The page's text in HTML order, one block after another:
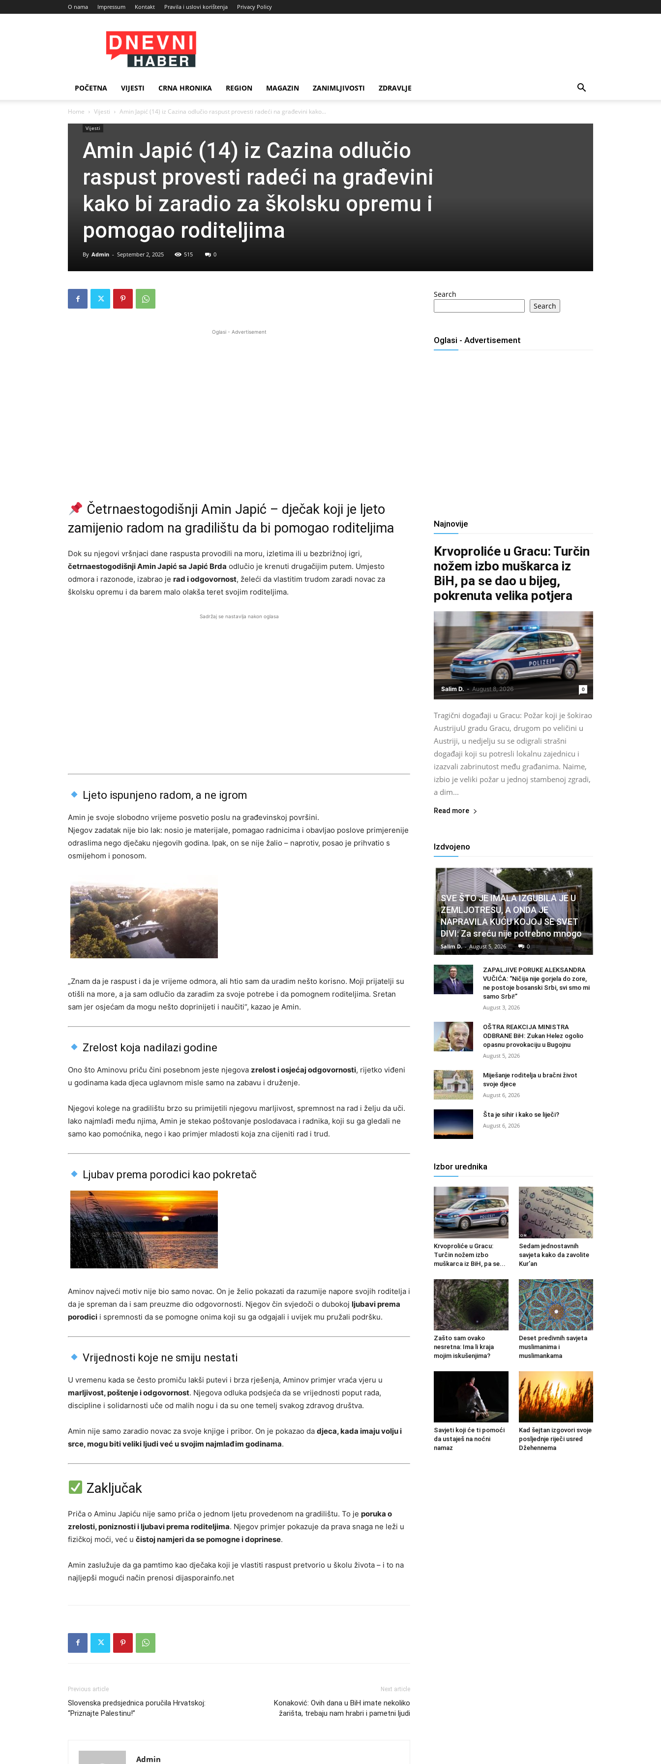
O nama Impressum Kontakt Pravila i uslovi korištenja Privacy Policy
Dnevni
Haber
POČETNA VIJESTI CRNA HRONIKA REGION MAGAZIN ZANIMLJIVOSTI ZDRAVLJE
Home Vijesti Amin Japić (14) iz Cazina odlučio raspust provesti radeći na građevini kako...
Vijesti
Amin Japić (14) iz Cazina odlučio
raspust provesti radeći na građevini
kako bi zaradio za školsku opremu i
pomogao roditeljima
By Admin - September 2, 2025 515 0
Oglasi - Advertisement
Četrnaestogodišnji Amin Japić – dječak koji je ljeto
zamijenio radom na gradilištu da bi pomogao roditeljima
Dok su njegovi vršnjaci dane raspusta provodili na moru, izletima ili u bezbrižnoj igri,
četrnaestogodišnji Amin Japić sa Japić Brda odlučio je krenuti drugačijim putem. Umjesto
odmora i razonode, izabrao je rad i odgovornost, želeći da vlastitim trudom zaradi novac za
školsku opremu i da barem malo olakša teret svojim roditeljima.
Sadržaj se nastavlja nakon oglasa
Ljeto ispunjeno radom, a ne igrom
Amin je svoje slobodno vrijeme posvetio poslu na građevinskoj površini.
Njegov zadatak nije bio lak: nosio je materijale, pomagao radnicima i obavljao poslove primjerenije
odraslima nego dječaku njegovih godina. Ipak, on se nije žalio – naprotiv, posao je prihvatio s
osmijehom i ponosom.
„Znam da je raspust i da je vrijeme odmora, ali htio sam da uradim nešto korisno. Moji prijatelji su
otišli na more, a ja sam odlučio da zaradim za svoje potrebe i da pomognem roditeljima. Sretan
sam jer osjećam da mogu nešto doprinijeti i naučiti“, kazao je Amin.
Zrelost koja nadilazi godine
Ono što Aminovu priču čini posebnom jeste njegova zrelost i osjećaj odgovornosti, rijetko viđeni
u godinama kada djeca uglavnom misle samo na zabavu i druženje.
Njegovi kolege na gradilištu brzo su primijetili njegovu marljivost, spremnost na rad i želju da uči.
Iako najmlađi među njima, Amin je stekao poštovanje poslodavaca i radnika, koji su ga gledali ne
samo kao pomoćnika, nego i kao primjer mladosti koja zna cijeniti rad i trud.
Ljubav prema porodici kao pokretač
Aminov najveći motiv nije bio samo novac. On je želio pokazati da razumije napore svojih roditelja i
da je spreman da i sam preuzme dio odgovornosti. Njegov čin svjedoči o dubokoj ljubavi prema
porodici i spremnosti da se pomogne onima koji su ga odgajali i uvijek mu pružali podršku.
Vrijednosti koje ne smiju nestati
U vremenu kada se često promiču lakši putevi i brza rješenja, Aminov primjer vraća vjeru u
marljivost, poštenje i odgovornost. Njegova odluka podsjeća da se vrijednosti poput rada,
discipline i solidarnosti uče od malih nogu i da su one temelj svakog zdravog društva.
Amin nije samo zaradio novac za svoje knjige i pribor. On je pokazao da djeca, kada imaju volju i
srce, mogu biti veliki ljudi već u svojim najmlađim godinama.
Zaključak
Priča o Aminu Japiću nije samo priča o jednom ljetu provedenom na gradilištu. To je poruka o
zrelosti, poniznosti i ljubavi prema roditeljima. Njegov primjer pokazuje da prava snaga ne leži u
fizičkoj moći, već u čistoj namjeri da se pomogne i doprinese.
Amin zaslužuje da ga pamtimo kao dječaka koji je vlastiti raspust pretvorio u školu života – i to na
najljepši mogući način prenosi dijasporainfo.net
Previous article
Slovenska predsjednica poručila Hrvatskoj:
“Priznajte Palestinu!”
Next article
Konaković: Ovih dana u BiH imate nekoliko
žarišta, trebaju nam hrabri i pametni ljudi
Admin
Search
Search
Oglasi - Advertisement
Najnovije
Krvoproliće u Gracu: Turčin
nožem izbo muškarca iz
BiH, pa se dao u bijeg,
pokrenuta velika potjera
Salim D. - August 8, 2026 0
Tragični događaji u Gracu: Požar koji je šokirao
AustrijuU gradu Gracu, drugom po veličini u
Austriji, u nedjelju su se odigrali strašni
događaji koji su potresli lokalnu zajednicu i
izazvali zabrinutost među građanima. Naime,
izbio je veliki požar u jednoj stambenoj zgradi,
a dim...
Read more
Izdvojeno
SVE ŠTO JE IMALA IZGUBILA JE U
ZEMLJOTRESU, A ONDA JE
NAPRAVILA KUĆU KOJOJ SE SVET
DIVI: Za sreću nije potrebno mnogo
Salim D. - August 5, 2026 0
ZAPALJIVE PORUKE ALEKSANDRA
VUČIĆA: “Ničija nije gorjela do zore,
ne postoje bosanski Srbi, svi smo mi
samo Srbi!”
August 3, 2026
OŠTRA REAKCIJA MINISTRA
ODBRANE BiH: Zukan Helez ogolio
opasnu provokaciju u Bugojnu
August 5, 2026
Miješanje roditelja u bračni život
svoje djece
August 6, 2026
Šta je sihir i kako se liječi?
August 6, 2026
Izbor urednika
Krvoproliće u Gracu:
Turčin nožem izbo
muškarca iz BiH, pa se...
Sedam jednostavnih
savjeta kako da zavolite
Kur’an
Zašto sam ovako
nesretna: Ima li kraja
mojim iskušenjima?
Deset predivnih savjeta
muslimanima i
muslimankama
Savjeti koji će ti pomoći
da ustaješ na noćni
namaz
Kad šejtan izgovori svoje
posljednje riječi usred
Džehennema